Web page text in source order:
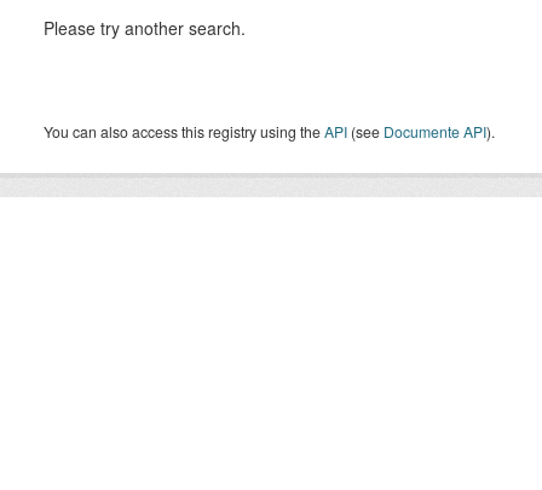
Please try another search.
You can also access this registry using theAPI (see Documente API).